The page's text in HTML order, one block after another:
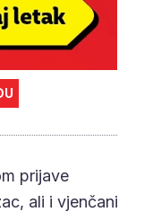
prijave
ali i vjenčani